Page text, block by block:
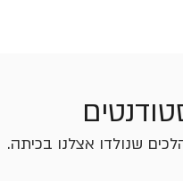
שנולדו אצלנו בכיתה.